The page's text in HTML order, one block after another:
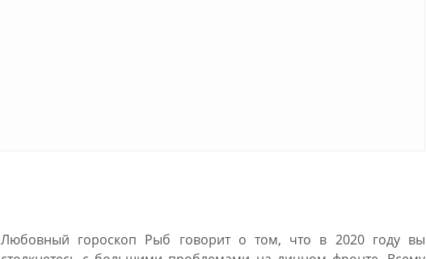
Любовный гороскоп Рыб говорит о том, что в 2020 году вы